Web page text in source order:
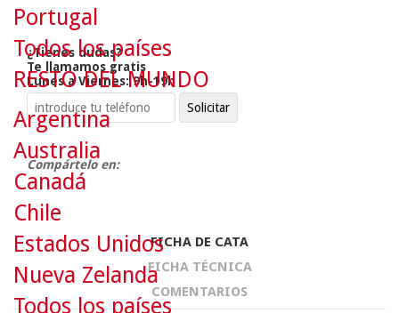
¿Tienes dudas?
Te llamamos gratis
Lunes a Viernes: 9h-19h
Compártelo en:
FICHA DE CATA
FICHA TÉCNICA
COMENTARIOS
Portugal
Todos los países
RESTO DEL MUNDO
Argentina
Australia
Canadá
Chile
Estados Unidos
Nueva Zelanda
Todos los países